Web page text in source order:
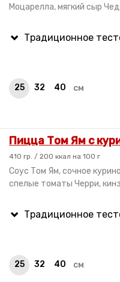
Моцарелла, мягкий сыр
25 32 40 см
Пицца Том Ям с
410 гр. / 200 ккал на 100 г
Соус Том Ям, сочное
спелые томаты Черри,
25 32 40 см